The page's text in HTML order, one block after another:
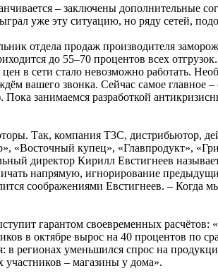
– заключены дополнительные
уже эту ситуацию, но ряду сетей,
отдела продаж производителя
до 55–70 процентов всех
в сети стало невозможно работать.
вашего звонка. Сейчас самое главное
занимаемся разработкой
Так, компания Т3С, дистрибьютор,
«Восточный купец», «Главпродукт»,
директор Кирилл Евстигнеев
напрямую, игнорирование
соображениями Евстигнеев. – Когда
гарантом своевременных расчётов:
в октябре вырос на 40 процентов по
в регионах уменьшился спрос на
участников – магазины у дома».